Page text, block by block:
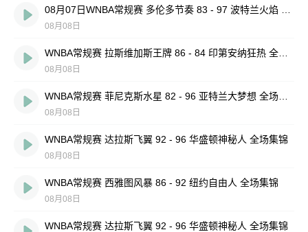
08月08日
08月08日
08月08日
WNBA常规赛 达拉斯飞翼 92 - 96 华盛顿神秘人 全场集锦
08月08日
WNBA常规赛 西雅图风暴 86 - 92 纽约自由人 全场集锦
08月08日
WNBA常规赛 达拉斯飞翼 92 - 96 华盛顿神秘人 全场集锦